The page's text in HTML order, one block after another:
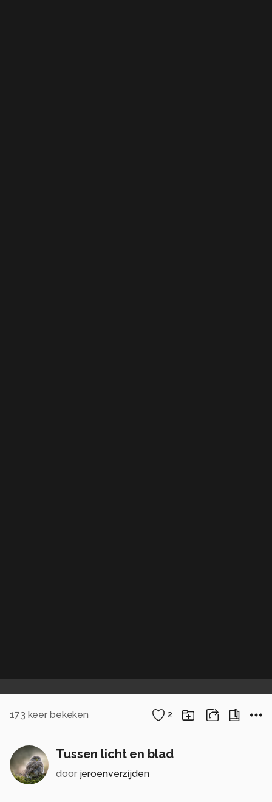
173 keer bekeken 2
Tussen licht en blad
door jeroenverzijden